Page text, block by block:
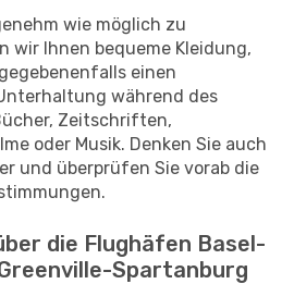
wie möglich zu
wir Ihnen bequeme Kleidung,
einen
während des
Zeitschriften,
oder Musik. Denken Sie auch
und überprüfen Sie vorab die
die Flughäfen Basel-
Spartanburg